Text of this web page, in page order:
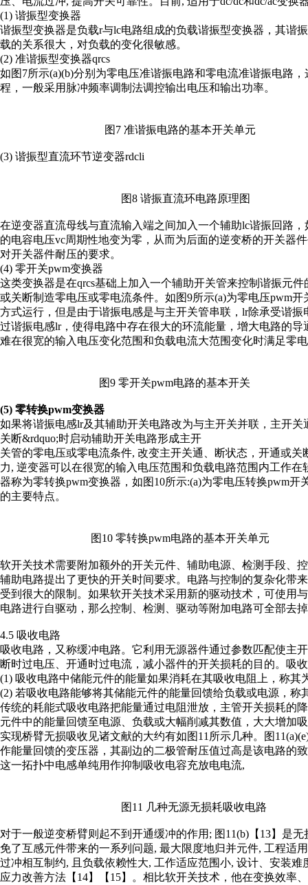
(1) 谐振型变换器
谐振型变换器是负载r与lc电路组成的负载谐振型变换器，其谐
载的关系很大，对负载的变化很敏感。
(2) 准谐振型变换器qrcs
如图7所示(a)(b)分别为零电压准谐振电路和零电流准谐振电路
程，一般采用脉冲频率调制法调控输出电压和输出功率。
图7 准谐振电路的基本开关单元
(3) 谐振型直流环节逆变器rdcli
图8 谐振直流环电路原理图
在逆变器直流母线与直流输入端之间加入一个辅助lc谐振回路
的电容电压vc周期性地变为零，从而为后面的逆变桥的开关器
对开关器件耐压的要求。
(4) 零开关pwm变换器
这类变换器是在qrcs基础上加入一个辅助开关管来控制谐振元
或关断制造零电压或零电流条件。如图9所示(a)为零电压pwm
方式运行，但是由于谐振电感是与主开关管串联，lr除承受谐
过谐振电感lr，使得电路中存在很大的环流能量，增大电路的
难在很宽的输入电压变化范围和负载电流大范围变化时满足零
图9 零开关pwm电路的基本开关
(5) 零转换pwm变换器
如果将谐振电感lr及其辅助开关电路改为与主开关并联，主开
关断&rdquo;时启动辅助开关电路形成主开
关管的零电压或零电流条件, 改变主开关通、断状态，开通或
力, 逆变器可以在很宽的输入电压范围和负载电路范围内工作
器称为零转换pwm变换器，如图10所示:(a)为零电压转换pwm
的主要特点。
图10 零转换pwm电路的基本开关单元
软开关技术需要附加额外的开关元件、辅助电源、检测手段、
辅助电路提出了更快的开关时间要求。电路与控制的复杂化带
受到很大的限制。如果软开关技术采用新的驱动技术，可使用
电路进行自驱动，那么控制、检测、驱动等附加电路可全部去
4.5 吸收电路
吸收电路，又称缓冲电路。它利用无源器件通过参数匹配使主
断时过电压、开通时过电流，减小器件的开关损耗的目的。吸
(1) 吸收电路中储能元件的能量如果消耗在其吸收电阻上，称其
(2) 若吸收电路能够将其储能元件的能量回馈给负载或电源，
传统的耗能式吸收电路把能量通过电阻泄放，主管开关损耗的
元件中的能量回馈至电源、负载或大幅削减其数值，大大增加
实现桥臂无损吸收见诸文献的大约有如图11所示几种。图
作能量回馈的变压器，其副边的二极管耐压值过高是该电路的
这一拓扑中电感单纯用作抑制吸收电容充放电电流,
图11 几种无源无损耗吸收电路
对于一般逆变桥臂则起不到开通缓冲的作用; 图11(b)【13】是
免了互感元件带来的一系列问题, 最大限度地归并元件, 工程适
过冲相互制约, 且负载依赖性大, 工作适应范围小, 设计、安装
应力改善方法【14】【15】。相比软开关技术，他在变换效率